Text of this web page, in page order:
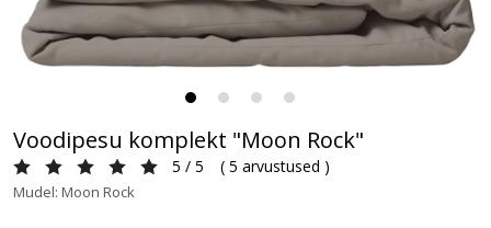
Voodipesu komplekt "Moon Rock"
5 / 5 ( 5 arvustused )
Mudel: Moon Rock